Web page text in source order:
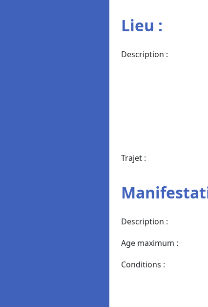
Lieu :
Description :
Trajet :
Description :
Age maximum :
Conditions :